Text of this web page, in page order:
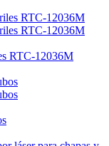
RTC-12036M